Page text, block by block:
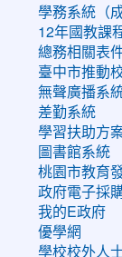
學務系統（成
12年國教課
總務相關表
臺中市推動
無聲廣播系
差勤系統
學習扶助方
圖書館系統
桃園市教育
政府電子採
我的E政府
優學網
學校校外人